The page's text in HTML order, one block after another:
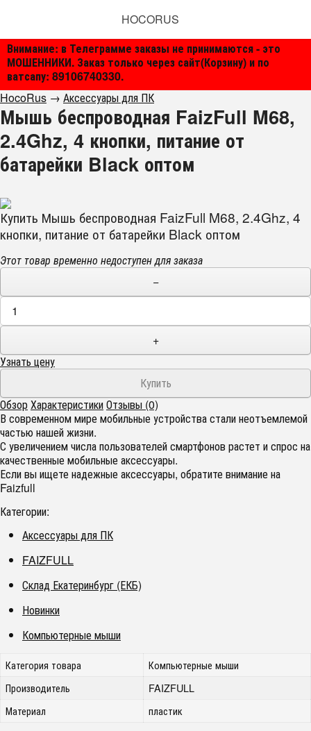
Внимание: в Телеграмме заказы не принимаются - это
МОШЕННИКИ. Заказ только через сайт(Корзину) и по
ватсапу: 89106740330.
HOCORUS
HocoRus → Аксессуары для ПК
Мышь беспроводная FaizFull M68,
2.4Ghz, 4 кнопки, питание от
батарейки Black оптом
Купить Мышь беспроводная FaizFull M68, 2.4Ghz, 4
кнопки, питание от батарейки Black оптом
Этот товар временно недоступен для заказа
−
+
Узнать цену
ОбзорХарактеристикиОтзывы (0)
В современном мире мобильные устройства стали неотъемлемой
частью нашей жизни.
С увеличением числа пользователей смартфонов растет и спрос на
качественные мобильные аксессуары.
Если вы ищете надежные аксессуары, обратите внимание на
Faizfull
Категории:
Аксессуары для ПК
FAIZFULL
Склад Екатеринбург (ЕКБ)
Новинки
Компьютерные мыши
Категория товара
Компьютерные мыши
Производитель
FAIZFULL
Материал
пластик